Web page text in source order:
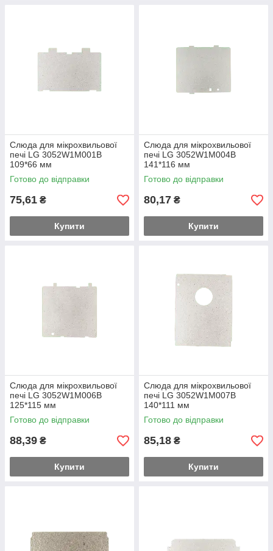
Слюда для мікрохвильової
печі LG 3052W1M001B
109*66 мм
Готово до відправки
75,61 ₴
Купити
Слюда для мікрохвильової
печі LG 3052W1M004B
141*116 мм
Готово до відправки
80,17 ₴
Купити
Слюда для мікрохвильової
печі LG 3052W1M006B
125*115 мм
Готово до відправки
88,39 ₴
Купити
Слюда для мікрохвильової
печі LG 3052W1M007B
140*111 мм
Готово до відправки
85,18 ₴
Купити